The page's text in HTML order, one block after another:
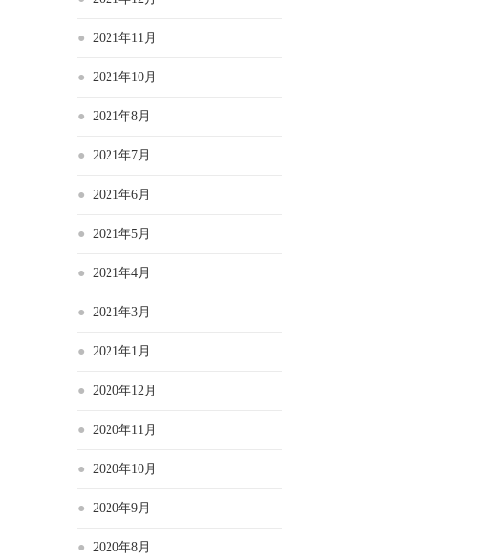
2021年11月
2021年10月
2021年8月
2021年7月
2021年6月
2021年5月
2021年4月
2021年3月
2021年1月
2020年12月
2020年11月
2020年10月
2020年9月
2020年8月